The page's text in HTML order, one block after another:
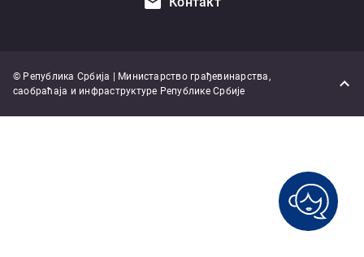
© Република Србија | Министарство грађевинарства,
саобраћаја и инфраструктуре Републике Србије